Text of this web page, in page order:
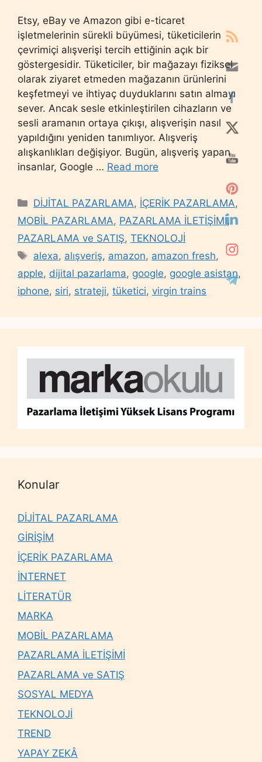
Etsy, eBay ve Amazon gibi e-ticaret
işletmelerinin sürekli büyümesi, tüketicilerin
çevrimiçi alışverişi tercih ettiğinin açık bir
göstergesidir. Tüketiciler, bir mağazayı fiziksel
olarak ziyaret etmeden mağazanın ürünlerini
keşfetmeyi ve ihtiyaç duyduklarını satın almayı
sever. Ancak sesle etkinleştirilen cihazların ve
sesli aramanın ortaya çıkışı, alışverişin nasıl
yapıldığını yeniden tanımlıyor. Alışveriş
alışkanlıkları değişiyor. Bugün, alışveriş yapan
insanlar, Google … Read more
Categories
DİJİTAL PAZARLAMA, İÇERİK PAZARLAMA,
MOBİL PAZARLAMA, PAZARLAMA İLETİŞİMİ,
PAZARLAMA ve SATIŞ, TEKNOLOJİ
Tags
alexa, alışveriş, amazon, amazon fresh,
apple, dijital pazarlama, google, google asistan,
iphone, siri, strateji, tüketici, virgin trains
Konular
DİJİTAL PAZARLAMA
GİRİŞİM
İÇERİK PAZARLAMA
İNTERNET
LİTERATÜR
MARKA
MOBİL PAZARLAMA
PAZARLAMA İLETİŞİMİ
PAZARLAMA ve SATIŞ
SOSYAL MEDYA
TEKNOLOJİ
TREND
YAPAY ZEKÂ